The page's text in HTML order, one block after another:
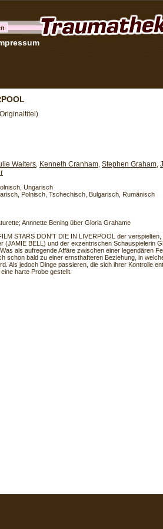
Walters Kenneth Cranham Stephen Graham
Ungarisch
Polnisch, Tschechisch, Bulgarisch, Rumänisch
Annnette Bening über Gloria Grahame
STARS DON'T DIE IN LIVERPOOL der
(JAMIE BELL) und der exzentrischen Schauspielerin
als aufregende Affäre zwischen einer legendären
schon bald zu einer ernsthafteren Beziehung, in
Als jedoch Dinge passieren, die sich ihrer Kontrolle
harte Probe gestellt.